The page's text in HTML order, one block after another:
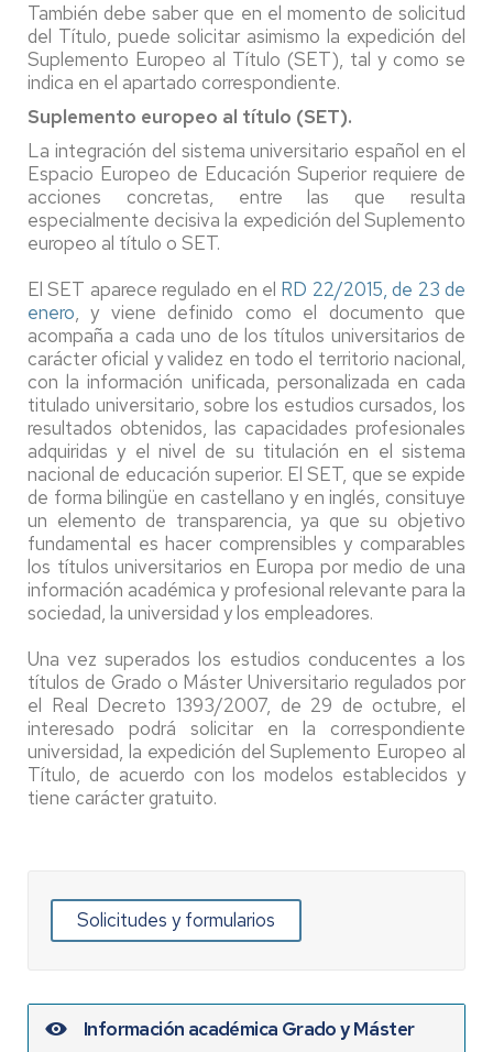
También debe saber que en el momento de solicitud
del Título, puede solicitar asimismo la expedición del
Suplemento Europeo al Título (SET), tal y como se
indica en el apartado correspondiente.
Suplemento europeo al título (SET).
La integración del sistema universitario español en el
Espacio Europeo de Educación Superior requiere de
acciones concretas, entre las que resulta
especialmente decisiva la expedición del Suplemento
europeo al título o SET.
El SET aparece regulado en el RD 22/2015, de 23 de
enero, y viene definido como el documento que
acompaña a cada uno de los títulos universitarios de
carácter oficial y validez en todo el territorio nacional,
con la información unificada, personalizada en cada
titulado universitario, sobre los estudios cursados, los
resultados obtenidos, las capacidades profesionales
adquiridas y el nivel de su titulación en el sistema
nacional de educación superior. El SET, que se expide
de forma bilingüe en castellano y en inglés, consituye
un elemento de transparencia, ya que su objetivo
fundamental es hacer comprensibles y comparables
los títulos universitarios en Europa por medio de una
información académica y profesional relevante para la
sociedad, la universidad y los empleadores.
Una vez superados los estudios conducentes a los
títulos de Grado o Máster Universitario regulados por
el Real Decreto 1393/2007, de 29 de octubre, el
interesado podrá solicitar en la correspondiente
universidad, la expedición del Suplemento Europeo al
Título, de acuerdo con los modelos establecidos y
tiene carácter gratuito.
Solicitudes y formularios
Información académica Grado y Máster